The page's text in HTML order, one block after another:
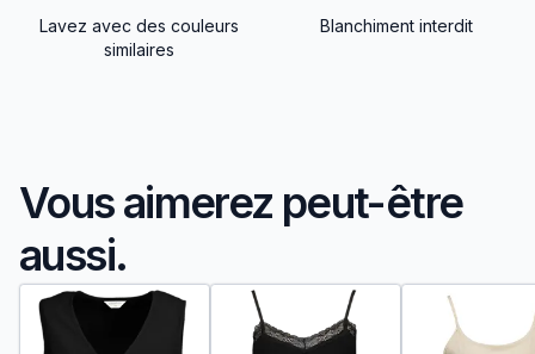
Lavez avec des couleurs
similaires
Blanchiment interdit
Vous aimerez peut-être
aussi.